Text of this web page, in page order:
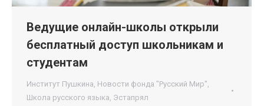
Ведущие онлайн-школы открыли
бесплатный доступ школьникам и
студентам
Институт Пушкина, Новости фонда "Русский Мир",
Школа русского языка, Эстапрял